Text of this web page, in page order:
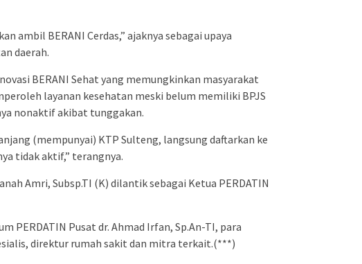
ambil BERANI Cerdas,” ajaknya sebagai upaya
daerah.
BERANI Sehat yang memungkinkan masyarakat
layanan kesehatan meski belum memiliki BPJS
nonaktif akibat tunggakan.
(mempunyai) KTP Sulteng, langsung daftarkan ke
tidak aktif,” terangnya.
Amri, Subsp.TI (K) dilantik sebagai Ketua PERDATIN
PERDATIN Pusat dr. Ahmad Irfan, Sp.An-TI, para
direktur rumah sakit dan mitra terkait.(***)